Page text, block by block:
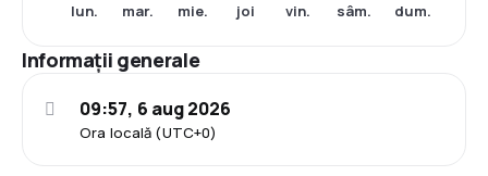
lun. mar. mie. joi vin. sâm. dum.
Informații generale
Ora locală (UTC+0)
09:57, 6 aug 2026